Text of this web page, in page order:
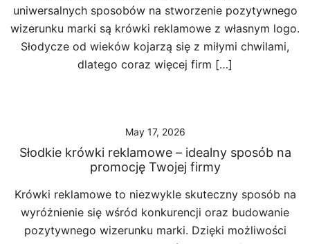
uniwersalnych sposobów na stworzenie pozytywnego
wizerunku marki są krówki reklamowe z własnym logo.
Słodycze od wieków kojarzą się z miłymi chwilami,
dlatego coraz więcej firm […]
May 17, 2026
Słodkie krówki reklamowe – idealny sposób na
promocję Twojej firmy
Krówki reklamowe to niezwykle skuteczny sposób na
wyróżnienie się wśród konkurencji oraz budowanie
pozytywnego wizerunku marki. Dzięki możliwości